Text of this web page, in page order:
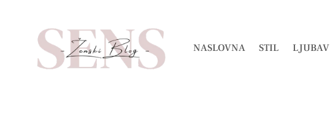
NASLOVNA STIL LJUBAV